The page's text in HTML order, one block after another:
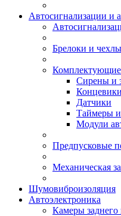
Автосигнализации и
Брелоки и чехлы
Комплектующие
Сирены и
Концевики
Датчики
Таймеры и
Модули
Предпусковые
Механическая
Шумовиброизоляция
Автоэлектроника
Камеры заднего